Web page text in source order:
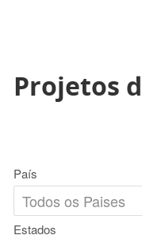
Projetos
País
Estados